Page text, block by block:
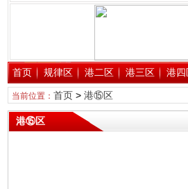
首页 规律区 港二区 港三区 港四
当前位置： 首页> 港⑮区
港⑮区